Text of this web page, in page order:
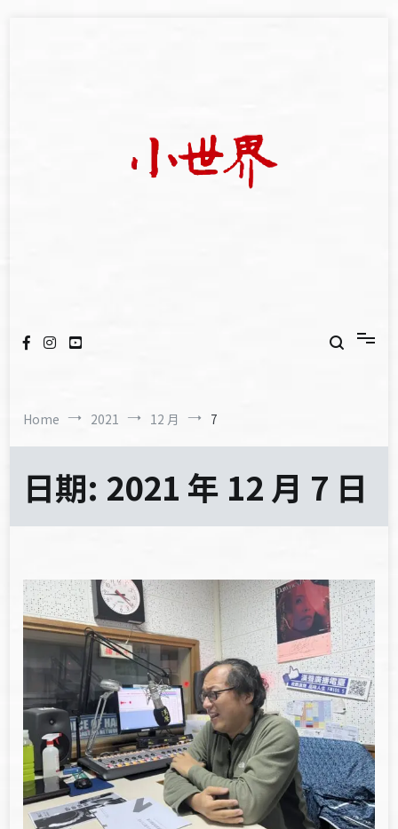
Home 2021 12 月 7
日期: 2021 年 12 月 7 日